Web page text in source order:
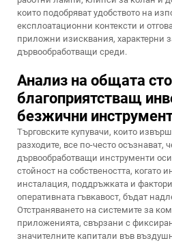
които подобряват удобството на
експлоатационни контексти и
приложни изисквания, характерни
дървообработващи среди.
Анализ на общата
благоприятстващ
безжични
Търговските купувачи, които
разходите, все по-често осъзнават,
дървообработващи инструменти
стойност на собствеността, когато
инсталация, поддръжката и
оперативната гъвкавост, бъдат
Отстраняването на системите за
приложенията, свързани с
значителните капитали във